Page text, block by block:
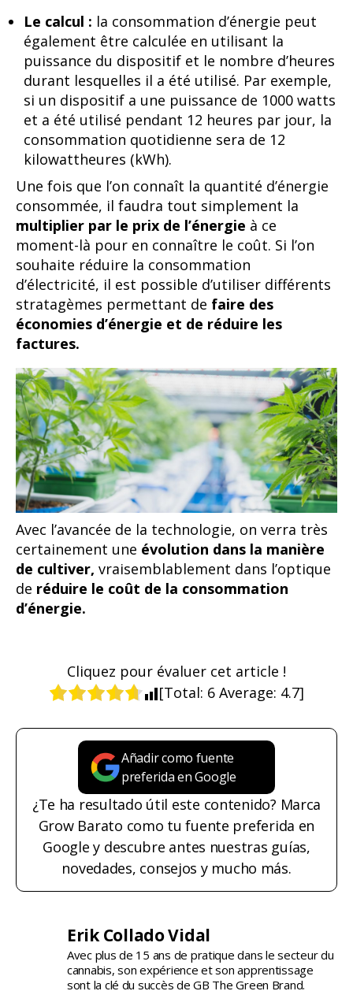
Le calcul : la consommation d’énergie peut
également être calculée en utilisant la
puissance du dispositif et le nombre d’heures
durant lesquelles il a été utilisé. Par exemple,
si un dispositif a une puissance de 1000 watts
et a été utilisé pendant 12 heures par jour, la
consommation quotidienne sera de 12
kilowattheures (kWh).
Une fois que l’on connaît la quantité d’énergie
consommée, il faudra tout simplement la
multiplier par le prix de l’énergie à ce
moment-là pour en connaître le coût. Si l’on
souhaite réduire la consommation
d’électricité, il est possible d’utiliser différents
stratagèmes permettant de faire des
économies d’énergie et de réduire les
factures.
Avec l’avancée de la technologie, on verra très
certainement une évolution dans la manière
de cultiver, vraisemblablement dans l’optique
de réduire le coût de la consommation
d’énergie.
Cliquez pour évaluer cet article !
[Total: 6 Average: 4.7]
Añadir como fuente
preferida en Google
¿Te ha resultado útil este contenido? Marca
Grow Barato como tu fuente preferida en
Google y descubre antes nuestras guías,
novedades, consejos y mucho más.
Erik Collado Vidal
Avec plus de 15 ans de pratique dans le secteur du
cannabis, son expérience et son apprentissage
sont la clé du succès de GB The Green Brand.